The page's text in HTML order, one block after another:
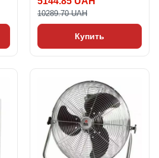
10289.70 UAH
Купить